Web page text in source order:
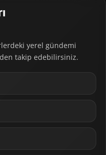
yerel gündemi
takip edebilirsiniz.